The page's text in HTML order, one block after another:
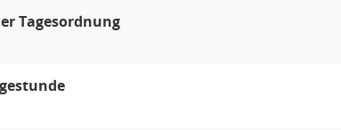
Tagesordnung